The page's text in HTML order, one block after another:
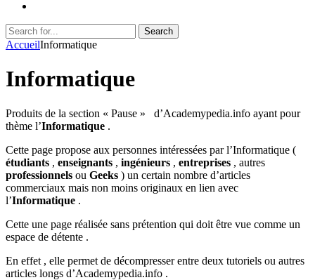
Search
Search
for:
AccueilInformatique
Informatique
Produits de la section « Pause » d’Academypedia.info ayant pour
thème l’Informatique .
Cette page propose aux personnes intéressées par l’Informatique (
étudiants , enseignants , ingénieurs , entreprises , autres
professionnels ou Geeks ) un certain nombre d’articles
commerciaux mais non moins originaux en lien avec
l’Informatique .
Cette une page réalisée sans prétention qui doit être vue comme un
espace de détente .
En effet , elle permet de décompresser entre deux tutoriels ou autres
articles longs d’Academypedia.info .